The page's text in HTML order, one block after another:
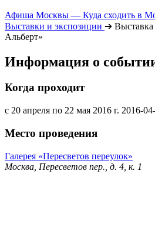
Афиша Москвы — Куда сходить в
Выставки и экспозиции ➔
Альберт»
Информация о
Когда проходит
с 20 апреля по 22 мая 2016 г. 2016-
Место проведения
Галерея «Пересветов переулок»
Москва, Пересветов пер., д. 4, к. 1